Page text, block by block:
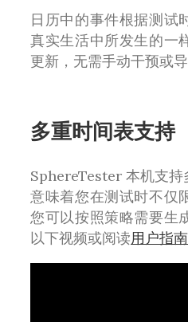
日历中的事件根据测试
真实生活中所发生的一
更新，无需手动干预或
多重时间表支持
SphereTester 本机支持
意味着您在测试时不仅
您可以按照策略需要生
以下视频或阅读用户指南